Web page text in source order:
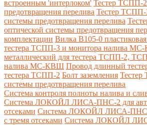
встроенным 'интерлоком' Тестер ТСПП-2
предотвращения перелива Тестер ТСПП-
системы предотвращения перелива
оптической системы предотвращения
комплектации Вилка В105-0
тестера ТСПП-3 и монитора налива
металлический для тестера ТСПП-2,
налива МС-КВШ Провод длинный
тестера ТСПП-2 Болт заземления Тестер
системы предотвращения перелива
Cистема контроля полноты налива и
Система ЛОКОЙЛ ЛИСА-ПНС-2 для
отсеками Система ЛОКОЙЛ ЛИСА-ПНС-
с тремя отсеками Система ЛОКОЙЛ